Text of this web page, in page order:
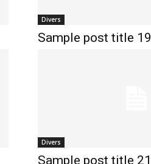
Divers
Sample post title 19
Divers
Sample post title 21